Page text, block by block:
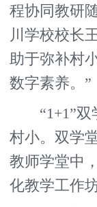
程协同教研
川学校校长
助于弥补村
数字素养。”
“1+1”双学
村小。双学
教师学堂中
化教学工作坊